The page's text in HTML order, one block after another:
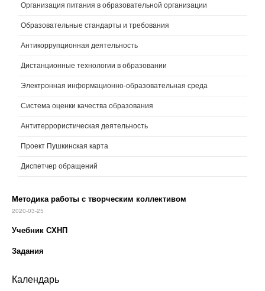
Организация питания в образовательной организации
Образовательные стандарты и требования
Антикоррупционная деятельность
Дистанционные технологии в образовании
Электронная информационно-образовательная среда
Система оценки качества образования
Антитеррористическая деятельность
Проект Пушкинская карта
Диспетчер обращений
Методика работы с творческим коллективом
2020-03-25
Учебник СХНП
Задания
Календарь